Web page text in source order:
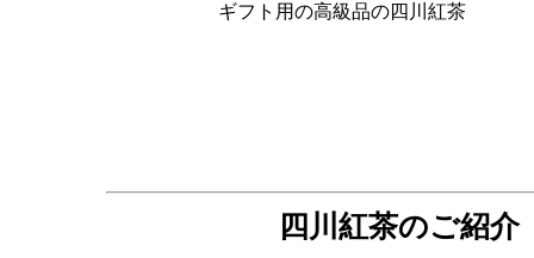
ギフト用の高級品の四川紅茶
四川紅茶のご紹介